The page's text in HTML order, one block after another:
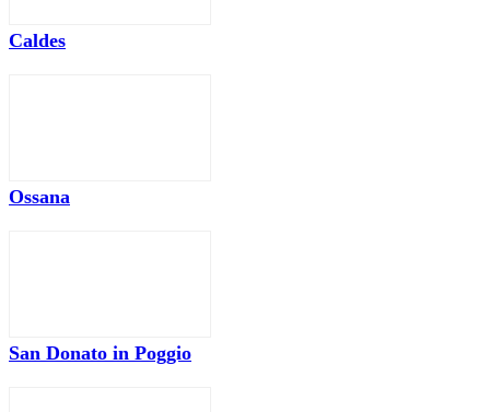
Caldes
Ossana
San Donato in Poggio